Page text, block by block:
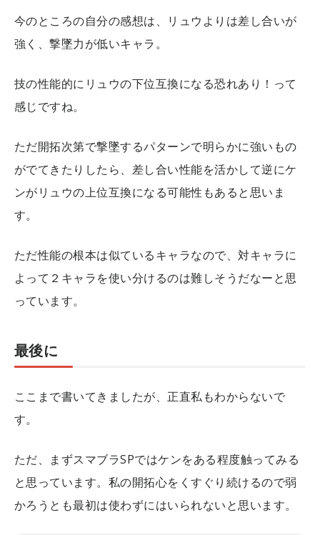
今のところの自分の感想は、リュウよりは差し合いが
強く、撃墜力が低いキャラ。
技の性能的にリュウの下位互換になる恐れあり！って
感じですね。
ただ開拓次第で撃墜するパターンで明らかに強いもの
がでてきたりしたら、差し合い性能を活かして逆にケ
ンがリュウの上位互換になる可能性もあると思いま
す。
ただ性能の根本は似ているキャラなので、対キャラに
よって２キャラを使い分けるのは難しそうだなーと思
っています。
最後に
ここまで書いてきましたが、正直私もわからないで
す。
ただ、まずスマブラSPではケンをある程度触ってみる
と思っています。私の開拓心をくすぐり続けるので弱
かろうとも最初は使わずにはいられないと思います。